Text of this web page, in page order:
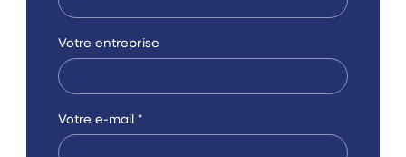
Votre entreprise
Votre e-mail *